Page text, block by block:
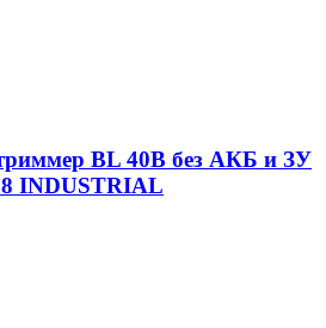
BL 40В без АКБ и ЗУ
INDUSTRIAL